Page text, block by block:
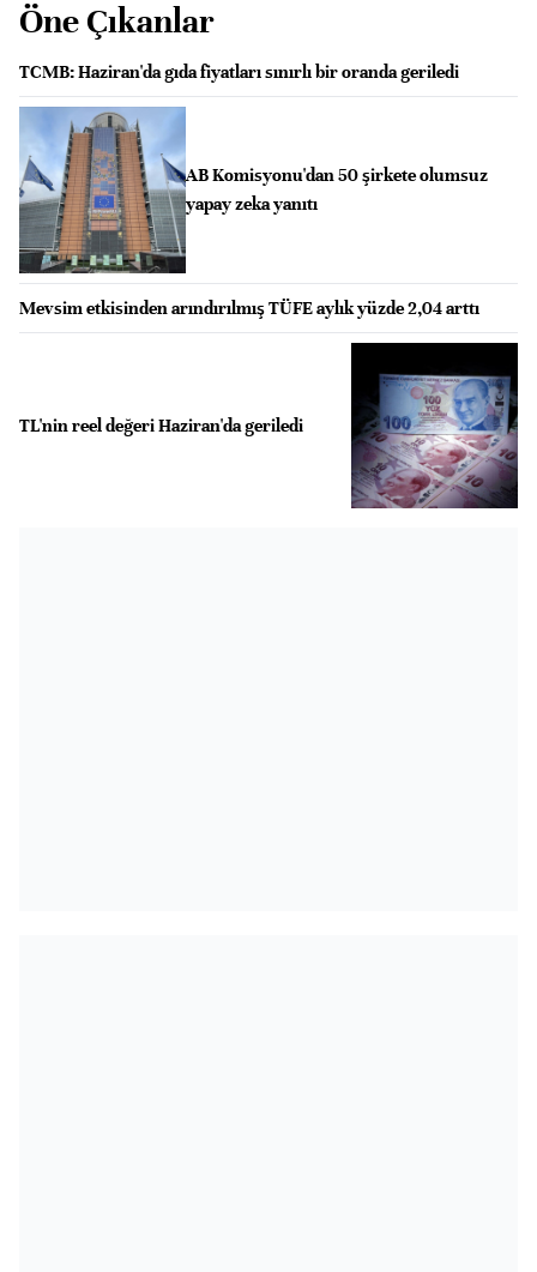
Öne Çıkanlar
TCMB: Haziran'da gıda fiyatları sınırlı bir oranda geriledi
AB Komisyonu'dan 50 şirkete olumsuz
yapay zeka yanıtı
Mevsim etkisinden arındırılmış TÜFE aylık yüzde 2,04 arttı
TL'nin reel değeri Haziran'da geriledi